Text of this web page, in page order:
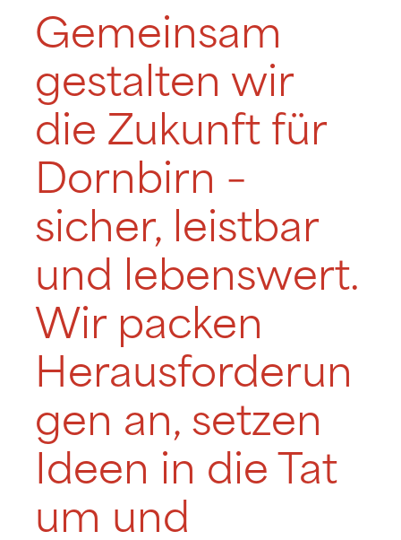
Gemeinsam
gestalten wir
die Zukunft für
Dornbirn –
sicher, leistbar
und lebenswert.
Wir packen
Herausforderun
gen an, setzen
Ideen in die Tat
um und